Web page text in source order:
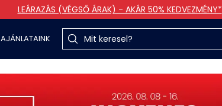
LEÁRAZÁS (VÉGSŐ ÁRAK) - AKÁR 50% KEDVEZMÉNY*
AJÁNLATAINK